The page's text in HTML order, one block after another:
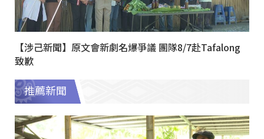
【涉己新聞】原文會新劇名爆爭議 團隊8/7赴Tafalong
致歉
推薦新聞